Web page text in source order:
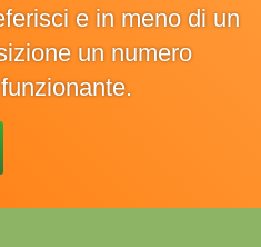
e in meno di un
un numero